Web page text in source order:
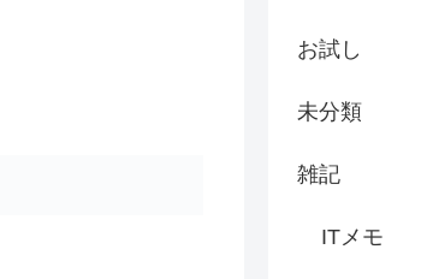
お試し
未分類
雑記
ITメモ